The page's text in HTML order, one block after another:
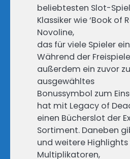
beliebtesten Slot-
Klassiker wie ‘Book of
Novoline,
das für viele Spieler
Während der
außerdem ein zuvor
ausgewähltes
Bonussymbol zum
hat mit Legacy of
einen Bücherslot der
Sortiment. Daneben
und weitere Highlights
Multiplikatoren,